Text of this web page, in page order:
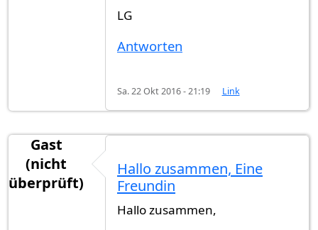
LG
Antworten
Sa. 22 Okt 2016 - 21:19 Link
Gast
(nicht
überprüft)
Hallo zusammen, Eine
Freundin
Hallo zusammen,